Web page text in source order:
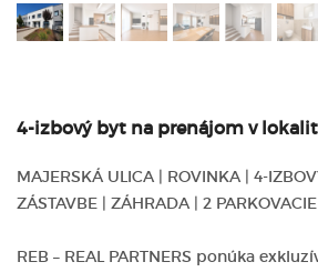
4-izbový byt na prenájom v
MAJERSKÁ ULICA | ROVINKA | 4-
ZÁSTAVBE | ZÁHRADA | 2
REB – REAL PARTNERS ponúka